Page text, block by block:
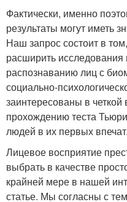
Фактически, именно
результаты могут иметь
Наш запрос состоит в
расширить исследования
распознаванию лиц с
социально-
заинтересованы в
прохождению теста
людей в их первых
Лицевое восприятие
выбрать в качестве
крайней мере в нашей
статье. Мы согласны с